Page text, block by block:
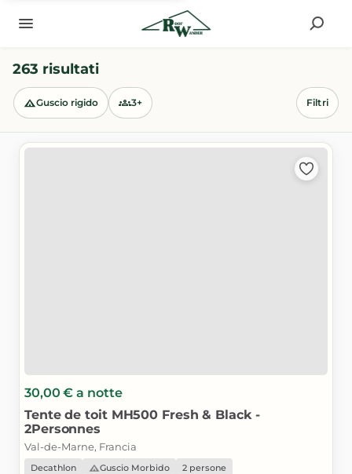
263 risultati
Guscio rigido 3+ Filtri
30,00 € a notte
Tente de toit MH500 Fresh & Black -
2Personnes
Val-de-Marne, Francia
Decathlon Guscio Morbido 2 persone